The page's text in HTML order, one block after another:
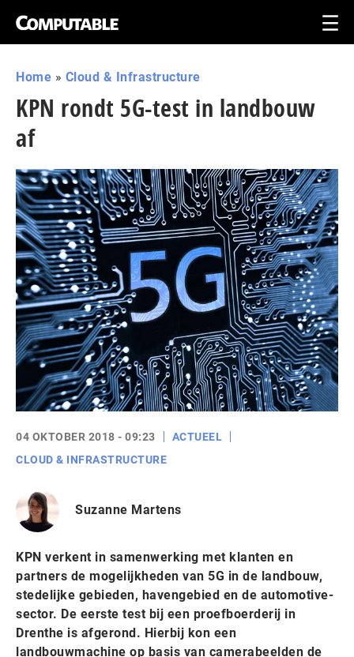
Home » Cloud & Infrastructure
KPN rondt 5G-test in landbouw
af
04 OKTOBER 2018 - 09:23
ACTUEEL
CLOUD & INFRASTRUCTURE
Suzanne Martens
KPN verkent in samenwerking met klanten en
partners de mogelijkheden van 5G in de landbouw,
stedelijke gebieden, havengebied en de automotive-
sector. De eerste test bij een proefboerderij in
Drenthe is afgerond. Hierbij kon een
landbouwmachine op basis van camerabeelden de